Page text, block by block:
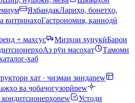
ЯхбандакЛариҳо, бонетҳо,
витринаҳоГастрономия, қаннодӣ
+ махсус Мизҳои хунукӣБарои
Аз рӯи масоҳат
Тамоми
хаб
хат · чизмаи зиндаnew
ва ҷобаҷогузорӣnew
new
Устоди